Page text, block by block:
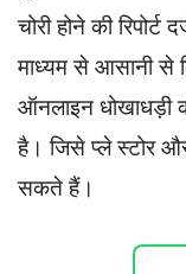
चोरी होने की
माध्यम से आसानी
ऑनलाइन धोखाधड़ी
है। जिसे प्ले स्टोर
सकते हैं।